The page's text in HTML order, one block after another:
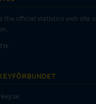
the official statistics web site